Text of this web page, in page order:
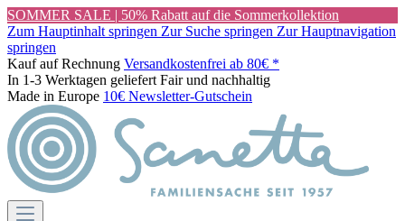
SOMMER SALE | 50% Rabatt auf die Sommerkollektion
Zum Hauptinhalt springen Zur Suche springen Zur Hauptnavigation
springen
Kauf auf Rechnung Versandkostenfrei ab 80€ *
In 1-3 Werktagen geliefert Fair und nachhaltig
Made in Europe 10€ Newsletter-Gutschein